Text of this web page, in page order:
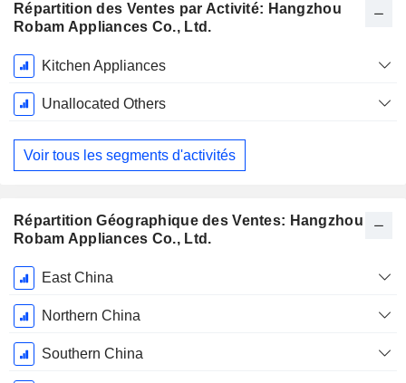
Répartition des Ventes par Activité: Hangzhou
Robam Appliances Co., Ltd.
Période
Fiscale:
Décembre
Kitchen Appliances
Unallocated Others
Voir tous les segments d'activités
Répartition Géographique des Ventes: Hangzhou
Robam Appliances Co., Ltd.
Période
Fiscale:
Décembre
East China
Northern China
Southern China